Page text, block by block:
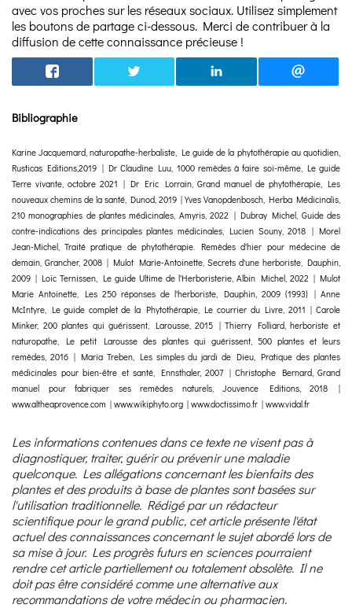
avec vos proches sur les réseaux sociaux. Utilisez simplement
les boutons de partage ci-dessous. Merci de contribuer à la
diffusion de cette connaissance précieuse !
Bibliographie
Karine Jacquemard, naturopathe-herbaliste, Le guide de la phytothérapie au quotidien,
Rusticas Editions,2019 | Dr Claudine Luu, 1000 remèdes à faire soi-même, Le guide
Terre vivante, octobre 2021 | Dr Eric Lorrain, Grand manuel de phytothérapie, Les
nouveaux chemins de la santé, Dunod, 2019 | Yves Vanopdenbosch, Herba Médicinalis,
210 monographies de plantes médicinales, Amyris, 2022 | Dubray Michel, Guide des
contre-indications des principales plantes médicinales, Lucien Souny, 2018 | Morel
Jean-Michel, Traité pratique de phytothérapie. Remèdes d'hier pour médecine de
demain, Grancher, 2008 | Mulot Marie-Antoinette, Secrets d'une herboriste, Dauphin,
2009 | Loïc Ternissen, Le guide Ultime de l'Herboristerie, Albin Michel, 2022 | Mulot
Marie Antoinette, Les 250 réponses de l'herboriste, Dauphin, 2009 (1993) | Anne
McIntyre, Le guide complet de la Phytothérapie, Le courrier du Livre, 2011 | Carole
Minker, 200 plantes qui guérissent, Larousse, 2015 | Thierry Folliard, herboriste et
naturopathe, Le petit Larousse des plantes qui guérissent, 500 plantes et leurs
remèdes, 2016 | Maria Treben, Les simples du jardi de Dieu, Pratique des plantes
médicinales pour bien-être et santé, Ennsthaler, 2007 | Christophe Bernard, Grand
manuel pour fabriquer ses remèdes naturels, Jouvence Editions, 2018 |
www.altheaprovence.com | www.wikiphyto.org | www.doctissimo.fr | www.vidal.fr
Les informations contenues dans ce texte ne visent pas à
diagnostiquer, traiter, guérir ou prévenir une maladie
quelconque. Les allégations concernant les bienfaits des
plantes et des produits à base de plantes sont basées sur
l'utilisation traditionnelle. Rédigé par un rédacteur
scientifique pour le grand public, cet article présente l'état
actuel des connaissances concernant le sujet abordé lors de
sa mise à jour. Les progrès futurs en sciences pourraient
rendre cet article partiellement ou totalement obsolète. Il ne
doit pas être considéré comme une alternative aux
recommandations de votre médecin ou pharmacien.